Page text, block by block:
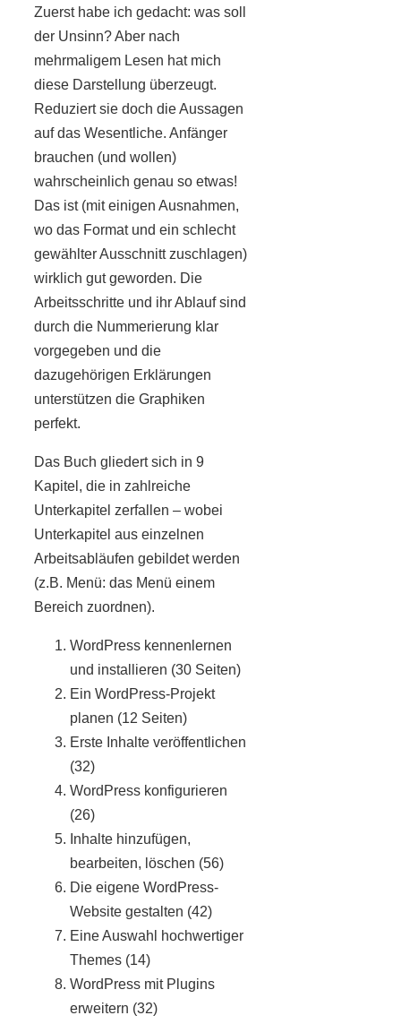
Zuerst habe ich gedacht: was soll
der Unsinn? Aber nach
mehrmaligem Lesen hat mich
diese Darstellung überzeugt.
Reduziert sie doch die Aussagen
auf das Wesentliche. Anfänger
brauchen (und wollen)
wahrscheinlich genau so etwas!
Das ist (mit einigen Ausnahmen,
wo das Format und ein schlecht
gewählter Ausschnitt zuschlagen)
wirklich gut geworden. Die
Arbeitsschritte und ihr Ablauf sind
durch die Nummerierung klar
vorgegeben und die
dazugehörigen Erklärungen
unterstützen die Graphiken
perfekt.
Das Buch gliedert sich in 9
Kapitel, die in zahlreiche
Unterkapitel zerfallen – wobei
Unterkapitel aus einzelnen
Arbeitsabläufen gebildet werden
(z.B. Menü: das Menü einem
Bereich zuordnen).
WordPress kennenlernen
und installieren (30 Seiten)
Ein WordPress-Projekt
planen (12 Seiten)
Erste Inhalte veröffentlichen
(32)
WordPress konfigurieren
(26)
Inhalte hinzufügen,
bearbeiten, löschen (56)
Die eigene WordPress-
Website gestalten (42)
Eine Auswahl hochwertiger
Themes (14)
WordPress mit Plugins
erweitern (32)